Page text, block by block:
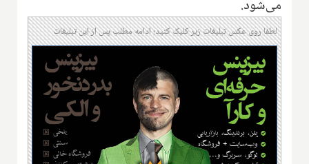
می‌شود.
لطفا روی عکس تبلیغات زیر کلیک کنید؛ ادامه مطلب پس از این تبلیغات